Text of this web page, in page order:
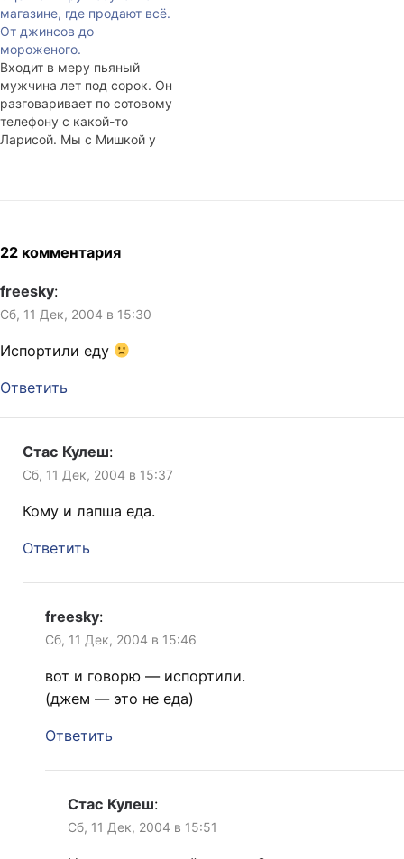
логики, просто это так? —
И что делать? — Идите в
военкомат. — А какая связь
с военкоматом? — Там…
магазине, где продают всё.
От джинсов до
мороженого.
Входит в меру пьяный
мужчина лет под сорок. Он
разговаривает по сотовому
телефону с какой-то
Ларисой. Мы с Мишкой у
незатейливо прошу
продавщицу поискать
штопор, потому…
22 комментария
freesky:
Сб, 11 Дек, 2004 в 15:30
Испортили еду
Ответить
Стас Кулеш:
Сб, 11 Дек, 2004 в 15:37
Кому и лапша еда.
Ответить
freesky:
Сб, 11 Дек, 2004 в 15:46
вот и говорю — испортили.
(джем — это не еда)
Ответить
Стас Кулеш:
Сб, 11 Дек, 2004 в 15:51